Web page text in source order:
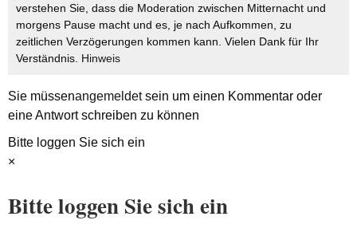
verstehen Sie, dass die Moderation zwischen Mitternacht und
morgens Pause macht und es, je nach Aufkommen, zu
zeitlichen Verzögerungen kommen kann. Vielen Dank für Ihr
Verständnis. Hinweis
Sie müssenangemeldetsein um einen Kommentar oder
eine Antwort schreiben zu können
Bitte loggen Sie sich ein
×
Bitte loggen Sie sich ein